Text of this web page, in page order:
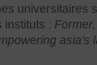
universitaires
instituts :
asia's